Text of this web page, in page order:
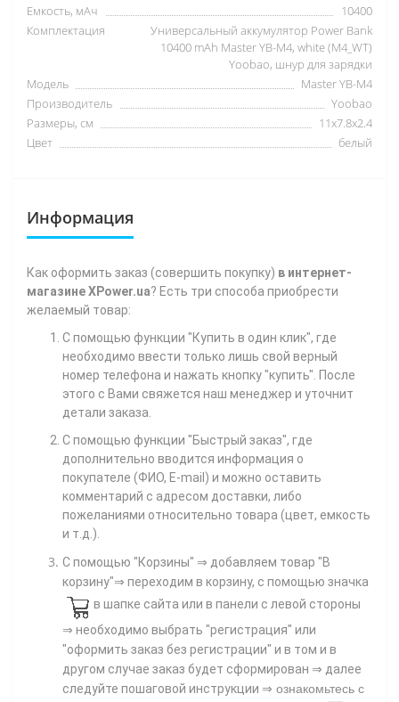
Емкость, мАч
10400
Комплектация
Универсальный аккумулятор Power Bank
10400 mAh Master YB-M4, white (M4_WT)
Yoobao, шнур для зарядки
Модель
Master YB-M4
Производитель
Yoobao
Размеры, см
11х7.8х2.4
Цвет
белый
Информация
Как оформить заказ (совершить покупку) в интернет-
магазине XPower.ua? Есть три способа приобрести
желаемый товар:
С помощью функции "Купить в один клик", где
необходимо ввести только лишь свой верный
номер телефона и нажать кнопку "купить". После
этого с Вами свяжется наш менеджер и уточнит
детали заказа.
С помощью функции "Быстрый заказ", где
дополнительно вводится информация о
покупателе (ФИО, E-mail) и можно оставить
комментарий с адресом доставки, либо
пожеланиями относительно товара (цвет, емкость
и т.д.).
С помощью "Корзины" ⇒ добавляем товар "В
корзину"⇒ переходим в корзину, с помощью значка
в шапке сайта или в панели с левой стороны
⇒ необходимо выбрать "регистрация" или
"оформить заказ без регистрации" и в том и в
другом случае заказ будет сформирован ⇒ далее
следуйте пошаговой инструкции ⇒ ознакомьтесь с